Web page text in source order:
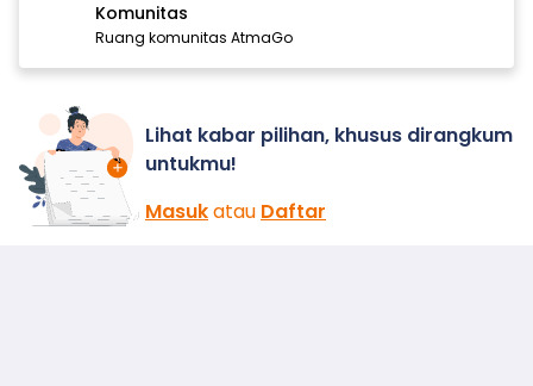
Komunitas
Ruang komunitas AtmaGo
Lihat kabar pilihan, khusus dirangkum
untukmu!
Masukatau Daftar